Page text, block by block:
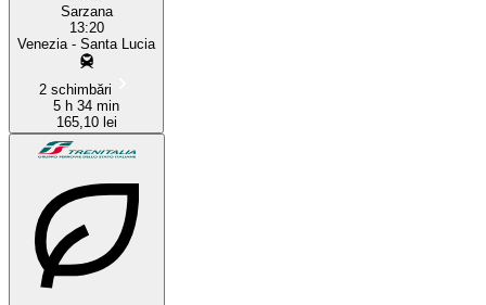
Sarzana
13:20
Venezia - Santa Lucia
2 schimbări
5 h 34 min
165,10 lei